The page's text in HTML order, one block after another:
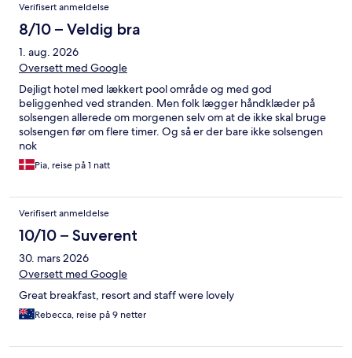
Verifisert anmeldelse
8/10 – Veldig bra
1. aug. 2026
Oversett med Google
Dejligt hotel med lækkert pool område og med god
beliggenhed ved stranden. Men folk lægger håndklæder på
solsengen allerede om morgenen selv om at de ikke skal bruge
solsengen før om flere timer. Og så er der bare ikke solsengen
nok
Pia, reise på 1 natt
Verifisert anmeldelse
10/10 – Suverent
30. mars 2026
Oversett med Google
Great breakfast, resort and staff were lovely
Rebecca, reise på 9 netter